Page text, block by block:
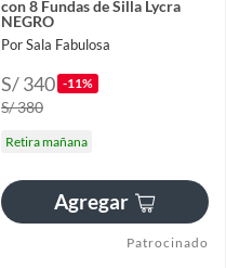
con 8 Fundas de Silla Lycra
NEGRO
Por Sala Fabulosa
S/ 340 -11%
S/ 380
Retira mañana
Agregar
Patrocinado